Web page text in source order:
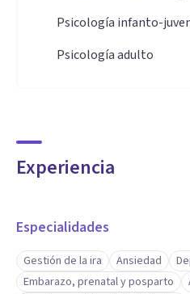
Psicología infanto-
Psicología adulto
Experiencia
Especialidades
Gestión de la ira Ansiedad
Embarazo, prenatal y posparto